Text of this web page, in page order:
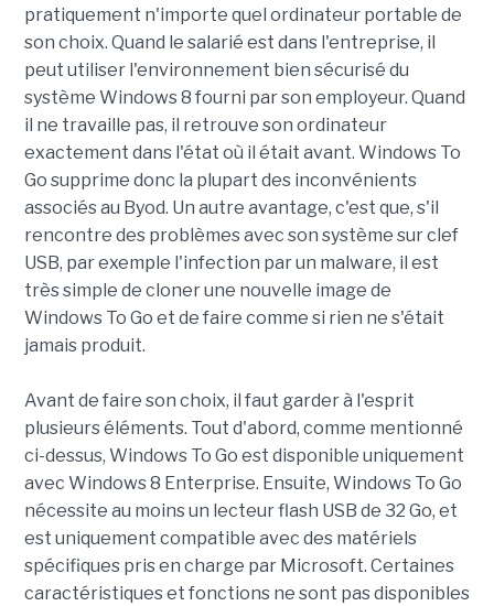
pratiquement n'importe quel ordinateur portable de
son choix. Quand le salarié est dans l'entreprise, il
peut utiliser l'environnement bien sécurisé du
système Windows 8 fourni par son employeur. Quand
il ne travaille pas, il retrouve son ordinateur
exactement dans l'état où il était avant. Windows To
Go supprime donc la plupart des inconvénients
associés au Byod. Un autre avantage, c'est que, s'il
rencontre des problèmes avec son système sur clef
USB, par exemple l'infection par un malware, il est
très simple de cloner une nouvelle image de
Windows To Go et de faire comme si rien ne s'était
jamais produit.
Avant de faire son choix, il faut garder à l'esprit
plusieurs éléments. Tout d'abord, comme mentionné
ci-dessus, Windows To Go est disponible uniquement
avec Windows 8 Enterprise. Ensuite, Windows To Go
nécessite au moins un lecteur flash USB de 32 Go, et
est uniquement compatible avec des matériels
spécifiques pris en charge par Microsoft. Certaines
caractéristiques et fonctions ne sont pas disponibles